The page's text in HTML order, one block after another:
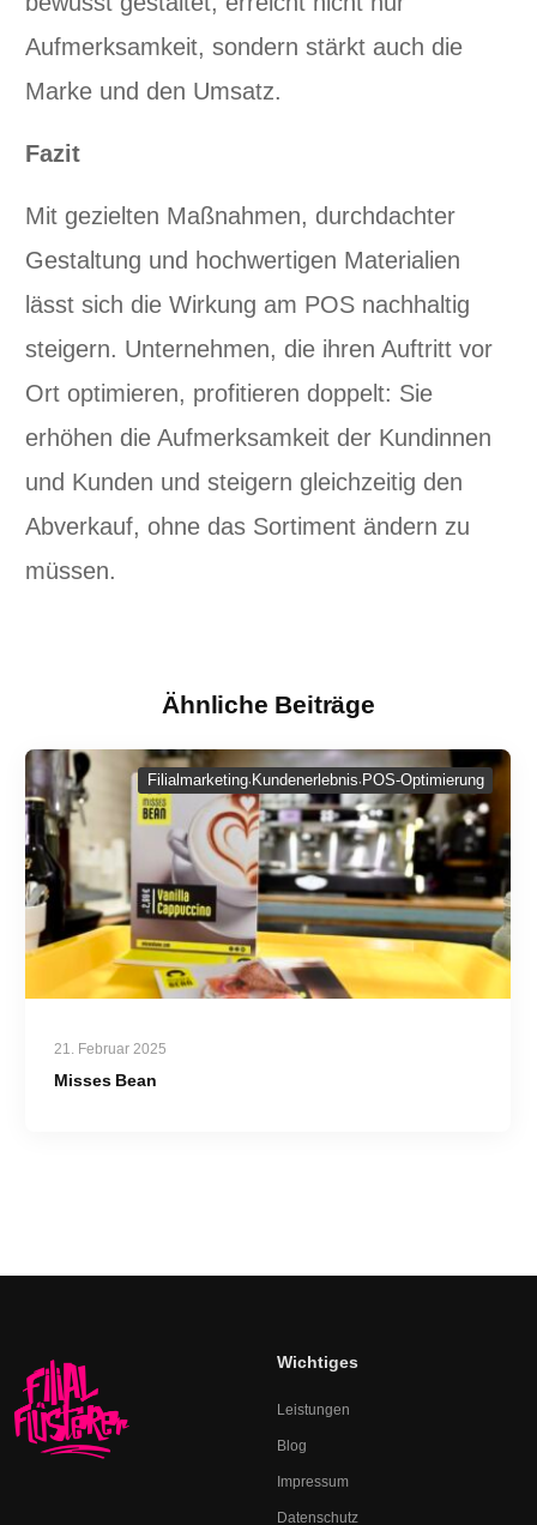
Aufmerksamkeit, sondern stärkt auch die
Marke und den Umsatz.
Fazit
Mit gezielten Maßnahmen, durchdachter
Gestaltung und hochwertigen Materialien
lässt sich die Wirkung am POS nachhaltig
steigern. Unternehmen, die ihren Auftritt vor
Ort optimieren, profitieren doppelt: Sie
erhöhen die Aufmerksamkeit der Kundinnen
und Kunden und steigern gleichzeitig den
Abverkauf, ohne das Sortiment ändern zu
müssen.
Ähnliche Beiträge
Filialmarketing, Kundenerlebnis, POS-Optimierung
21. Februar 2025
Misses Bean
Wichtiges
Leistungen
Blog
Impressum
Datenschutz